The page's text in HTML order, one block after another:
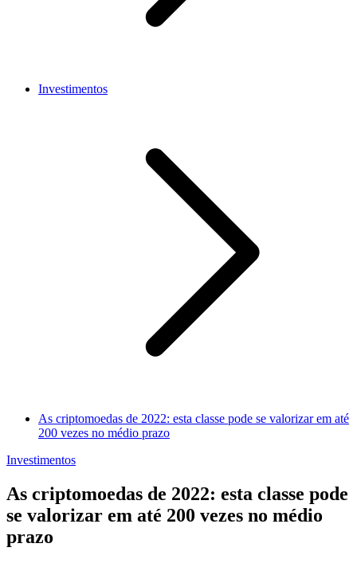
Investimentos
As criptomoedas de 2022: esta classe pode se valorizar em até
200 vezes no médio prazo
Investimentos
As criptomoedas de 2022: esta classe pode
se valorizar em até 200 vezes no médio
prazo